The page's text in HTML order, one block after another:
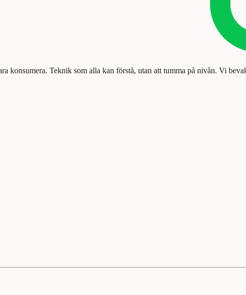
konsumera. Teknik som alla kan förstå, utan att tumma på nivån. Vi